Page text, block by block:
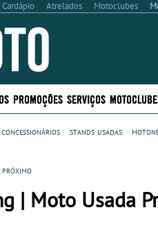
Cardápio Atrelados Motoclubes
PROMOÇÕES SERVIÇOS
concessionários stands usadas
próximo
| Moto Usada